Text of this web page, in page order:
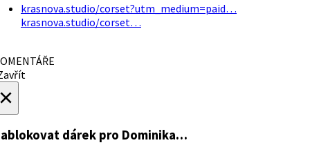
krasnova.studio/corset?utm_medium=paid…
krasnova.studio/corset…
dárek pro Dominika…